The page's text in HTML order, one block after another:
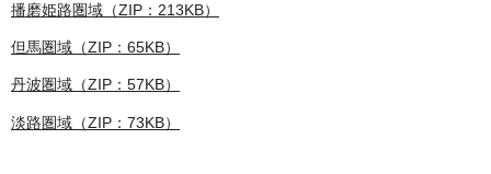
播磨姫路圏域（ZIP：213KB）
但馬圏域（ZIP：65KB）
丹波圏域（ZIP：57KB）
淡路圏域（ZIP：73KB）